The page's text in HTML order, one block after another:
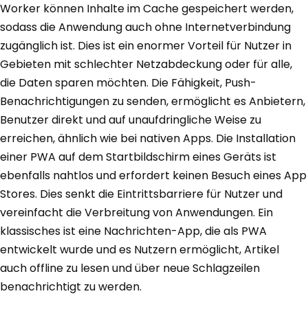
Worker können Inhalte im Cache gespeichert werden,
sodass die Anwendung auch ohne Internetverbindung
zugänglich ist. Dies ist ein enormer Vorteil für Nutzer in
Gebieten mit schlechter Netzabdeckung oder für alle,
die Daten sparen möchten. Die Fähigkeit, Push-
Benachrichtigungen zu senden, ermöglicht es Anbietern,
Benutzer direkt und auf unaufdringliche Weise zu
erreichen, ähnlich wie bei nativen Apps. Die Installation
einer PWA auf dem Startbildschirm eines Geräts ist
ebenfalls nahtlos und erfordert keinen Besuch eines App
Stores. Dies senkt die Eintrittsbarriere für Nutzer und
vereinfacht die Verbreitung von Anwendungen. Ein
klassisches ist eine Nachrichten-App, die als PWA
entwickelt wurde und es Nutzern ermöglicht, Artikel
auch offline zu lesen und über neue Schlagzeilen
benachrichtigt zu werden.